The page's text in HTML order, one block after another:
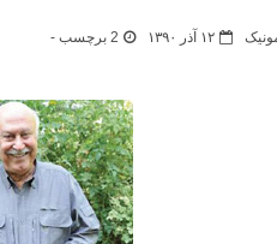
۱۲ آذر ۱۳۹۰ 2 برچسب -